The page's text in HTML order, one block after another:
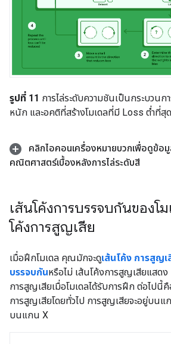
รูปที่ 11 การไล่ระดับความชันเป็นกระบวน
หนัก และอคติที่สร้างโมเดลที่มี Loss ต่ำที่สุด
คลิกไอคอนเครื่องหมายบวกเพื่อดูข้อมู
คณิตศาสตร์เบื้องหลังการไล่ระดับสี
เส้นโค้งการบรรจบกันของโ
โค้งการสูญเสีย
เมื่อฝึกโมเดล คุณมักจะดูเส้นโค้ง การสูญเ
บรรจบกันหรือไม่ เส้นโค้งการสูญเสียแสด
การสูญเสียเมื่อโมเดลได้รับการฝึก ต่อไปนี้
การสูญเสียโดยทั่วไป การสูญเสียจะอยู่บนแก
บนแกน X